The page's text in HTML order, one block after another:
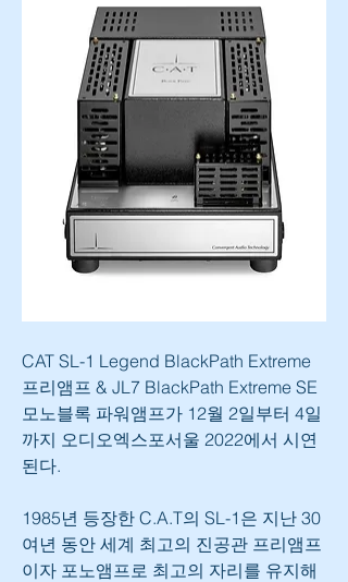
CAT SL-1 Legend BlackPath Extreme
프리앰프 & JL7 BlackPath Extreme SE
모노블록 파워앰프가 12월 2일부터 4일
까지 오디오엑스포서울 2022에서 시연
된다.
1985년 등장한 C.A.T의 SL-1은 지난 30
여년 동안 세계 최고의 진공관 프리앰프
이자 포노앰프로 최고의 자리를 유지해